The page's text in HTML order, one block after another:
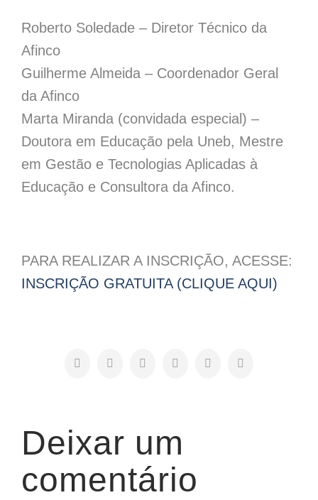
Roberto Soledade – Diretor Técnico da
Afinco
Guilherme Almeida – Coordenador Geral
da Afinco
Marta Miranda (convidada especial) –
Doutora em Educação pela Uneb, Mestre
em Gestão e Tecnologias Aplicadas à
Educação e Consultora da Afinco.
PARA REALIZAR A INSCRIÇÃO, ACESSE:
INSCRIÇÃO GRATUITA (CLIQUE AQUI)
Facebook
X LinkedInWhatsAppPinterestE-
Deixar um
comentário